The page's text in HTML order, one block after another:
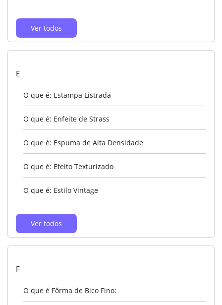
Ver todos
E
O que é: Estampa Listrada
O que é: Enfeite de Strass
O que é: Espuma de Alta Densidade
O que é: Efeito Texturizado
O que é: Estilo Vintage
Ver todos
F
O que é Fôrma de Bico Fino: